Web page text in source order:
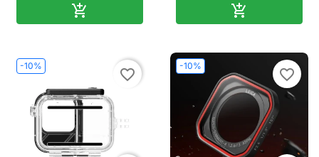
 
-10%
favorite_border
-10%
favorite_border